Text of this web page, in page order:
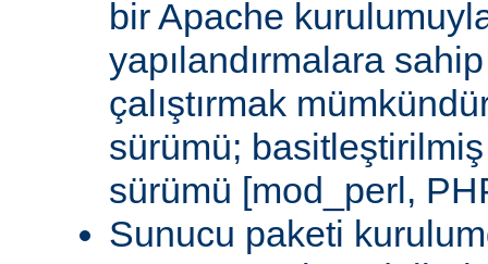
bir Apache
yapılandırmalara
çalıştırmak
sürümü;
sürümü [mod_perl,
Sunucu paketi